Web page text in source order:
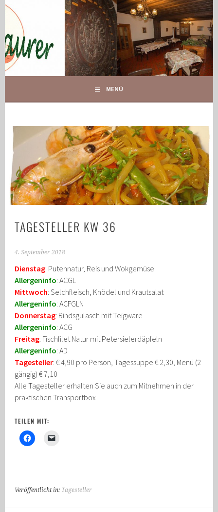
Springe
zum
Inhalt
GASTHOF MAURER
IHR GASTHOF IN GLOGGNITZ
MENÜ
TAGESTELLER KW 36
4. September 2018
Dienstag: Putennatur, Reis und Wokgemüse
Allergeninfo: ACGL
Mittwoch: Selchfleisch, Knödel und Krautsalat
Allergeninfo: ACFGLN
Donnerstag: Rindsgulasch mit Teigware
Allergeninfo: ACG
Freitag: Fischfilet Natur mit Petersielerdäpfeln
Allergeninfo: AD
Tagesteller: € 4,90 pro Person, Tagessuppe € 2,30, Menü (2
gängig) € 7,10
Alle Tagesteller erhalten Sie auch zum Mitnehmen in der
praktischen Transportbox
TEILEN MIT:
Veröffentlicht in: Tagesteller